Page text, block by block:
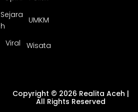
Sejara
h
UMKM
Viral Wisata
Copyright © 2026 Realita Aceh |
All Rights Reserved